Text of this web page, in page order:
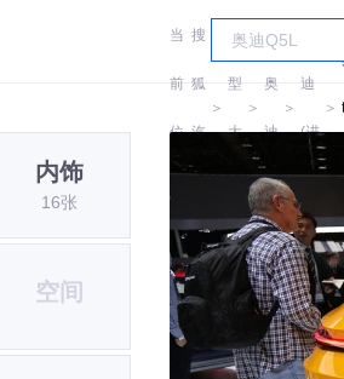
当
前
位
搜
狐
汽
＞
车
型
大
＞
奥
迪
＞
迪
(进
＞
内饰
16张
空间